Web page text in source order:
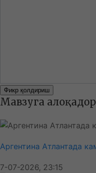
Фикр қолдириш
Мавзуга
Аргентина Атлантада
7-07-2026, 23:15